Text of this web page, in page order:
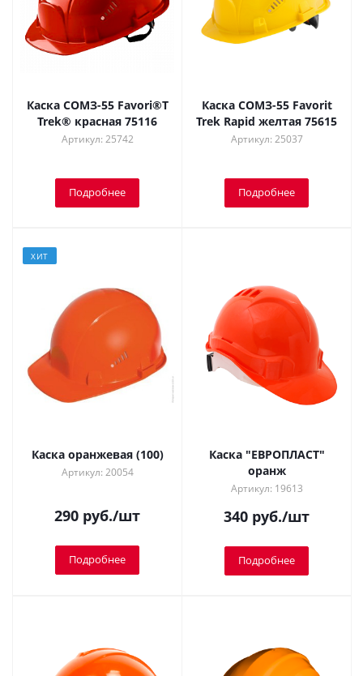
Каска СОМЗ-55 Favori®T
Trek® красная 75116
Артикул: 25742
Подробнее
Каска СОМЗ-55 Favorit
Trek Rapid желтая 75615
Артикул: 25037
Подробнее
ХИТ
Каска оранжевая (100)
Артикул: 20054
290 руб./шт
Подробнее
Каска "ЕВРОПЛАСТ"
оранж
Артикул: 19613
340 руб./шт
Подробнее